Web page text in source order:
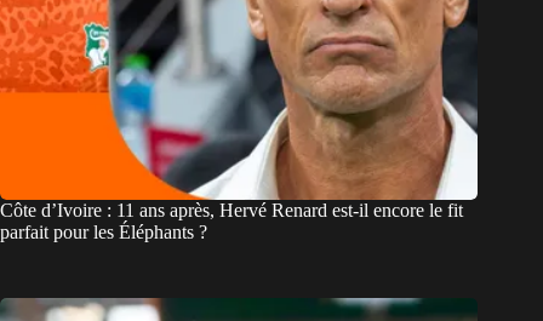
Côte d’Ivoire : 11 ans après, Hervé Renard est-il encore le fit
parfait pour les Éléphants ?